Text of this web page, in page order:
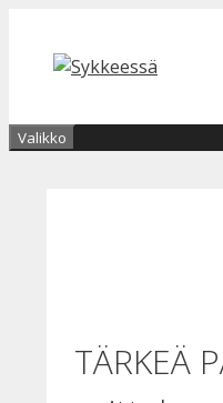
sisältöön
Valikko
TÄRKEÄ